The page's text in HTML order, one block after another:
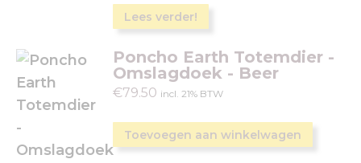
Lees verder!
Poncho Earth Totemdier -
Omslagdoek - Beer
€79.50 incl. 21% BTW
Toevoegen aan winkelwagen